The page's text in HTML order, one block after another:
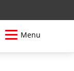
Menu